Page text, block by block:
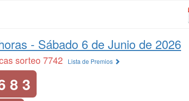
- Sábado 6 de Junio de 2026
sorteo 7742 Lista de Premios
8 3